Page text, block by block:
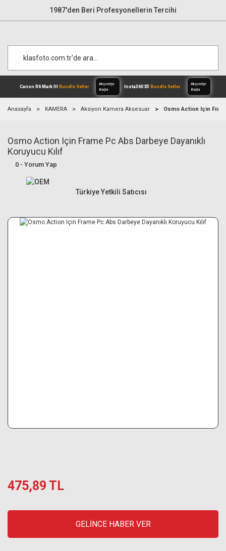
1987'den Beri Profesyonellerin Tercihi
Canon R6 Mark IIIBundle Setler
Alışverişe
Anasayfa KAMERA Aksiyon Kamera Aksesuar Osmo Action Için
Osmo Action Için Frame Pc Abs Darbeye Dayanıklı
Koruyucu Kılıf
0 - Yorum Yap
Türkiye Yetkili Satıcısı
475,89 TL
GELİNCE HABER VER